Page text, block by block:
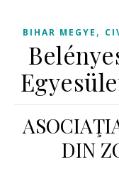
BIHAR MEGYE ,
DIN